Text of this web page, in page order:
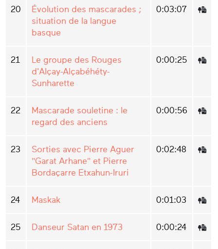
20
Évolution des mascarades ;
situation de la langue
basque
0:03:07
21
Le groupe des Rouges
d'Alçay-Alçabéhéty-
Sunharette
0:00:25
22
Mascarade souletine : le
regard des anciens
0:00:56
23
Sorties avec Pierre Aguer
"Garat Arhane" et Pierre
Bordaçarre Etxahun-Iruri
0:02:48
24 Maskak 0:01:03
25 Danseur Satan en 1973 0:00:24